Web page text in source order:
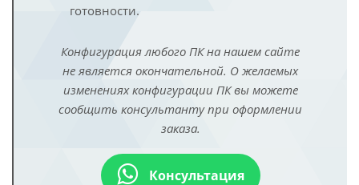
готовности.
Конфигурация любого ПК на нашем сайте
не является окончательной. О желаемых
изменениях конфигурации ПК вы можете
сообщить консультанту при оформлении
заказа.
Консультация